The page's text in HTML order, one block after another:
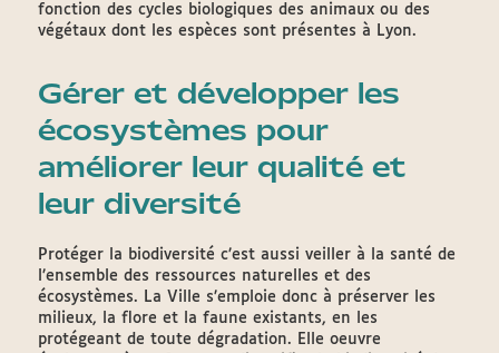
fonction des cycles biologiques des animaux ou des
végétaux dont les espèces sont présentes à Lyon.
Gérer et développer les
écosystèmes pour
améliorer leur qualité et
leur diversité
Protéger la biodiversité c’est aussi veiller à la santé de
l’ensemble des ressources naturelles et des
écosystèmes. La Ville s’emploie donc à préserver les
milieux, la flore et la faune existants, en les
protégeant de toute dégradation. Elle oeuvre